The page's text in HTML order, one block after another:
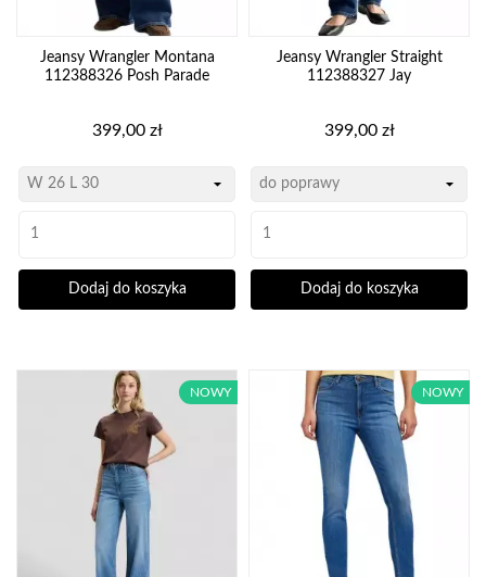
Jeansy Wrangler Montana
112388326 Posh Parade
Cena
399,00 zł
Dodaj do koszyka
Jeansy Wrangler Straight
112388327 Jay
Cena
399,00 zł
Dodaj do koszyka
NOWY NOWY